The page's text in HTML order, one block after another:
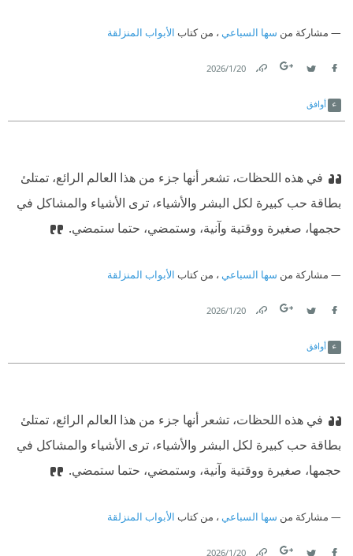
مشاركة من سها السباعي ، من كتاب الأبواب المنزلقة
20‏/1‏/2026
أوافق
في هذه اللحظات، تشعر أنها جزء من هذا العالم الرائع، تمتلئ
بطاقة حب كبيرة لكل البشر والأشياء، ترى الأشياء والمشاكل في
حجمها، صغيرة ووقتية وآنية، وستمضي، حتما ستمضي.
مشاركة من سها السباعي ، من كتاب الأبواب المنزلقة
20‏/1‏/2026
أوافق
في هذه اللحظات، تشعر أنها جزء من هذا العالم الرائع، تمتلئ
بطاقة حب كبيرة لكل البشر والأشياء، ترى الأشياء والمشاكل في
حجمها، صغيرة ووقتية وآنية، وستمضي، حتما ستمضي.
مشاركة من سها السباعي ، من كتاب الأبواب المنزلقة
20‏/1‏/2026